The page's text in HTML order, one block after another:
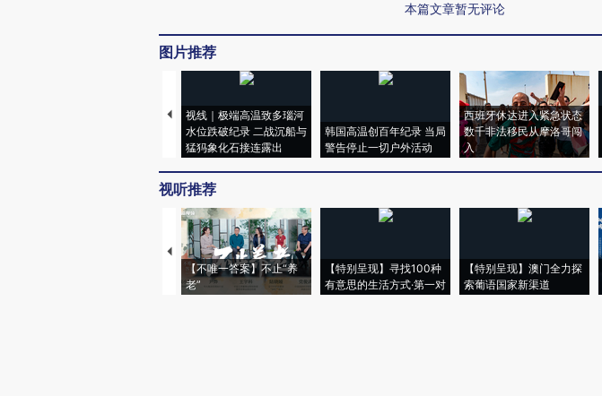
本篇文章暂无评论
图片推荐
视线｜极端高温致多瑙河
水位跌破纪录 二战沉船与
猛犸象化石接连露出
韩国高温创百年纪录 当局
警告停止一切户外活动
西班牙休达进入紧急状态
数千非法移民从摩洛哥闯
入
视听推荐
【不唯一答案】不止“养
老”
【特别呈现】寻找100种
有意思的生活方式·第一对
【特别呈现】澳门全力探
索葡语国家新渠道